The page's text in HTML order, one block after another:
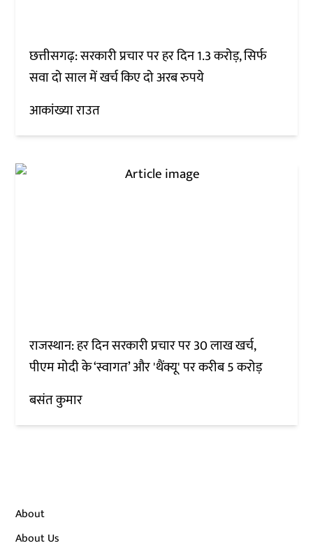
छत्तीसगढ़: सरकारी प्रचार पर हर दिन 1.3 करोड़, सिर्फ
सवा दो साल में खर्च किए दो अरब रुपये
आकांख्या राउत
राजस्थान: हर दिन सरकारी प्रचार पर 30 लाख खर्च,
पीएम मोदी के ‘स्वागत’ और 'थैंक्यू' पर करीब 5 करोड़
बसंत कुमार
About
About Us